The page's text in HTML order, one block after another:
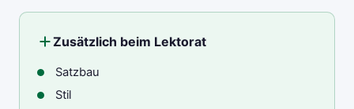
Zusätzlich beim Lektorat
Satzbau
Stil